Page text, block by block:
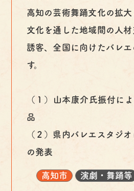
高知の芸術舞踊文化の拡大
文化を通した地域間の人
誘客、全国に向けたバレ
す。
（１）山本康介氏振付に
品
（２）県内バレエスタジ
の発表
高知市 演劇・舞踊等